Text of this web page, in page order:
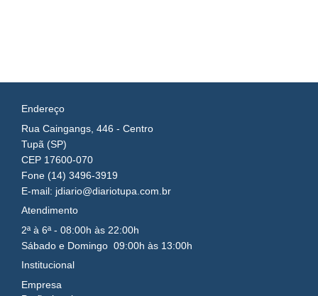
Endereço
Rua Caingangs, 446 - Centro
Tupã (SP)
CEP 17600-070
Fone (14) 3496-3919
E-mail: jdiario@diariotupa.com.br
Atendimento
2ª à 6ª - 08:00h às 22:00h
Sábado e Domingo 09:00h às 13:00h
Institucional
Empresa